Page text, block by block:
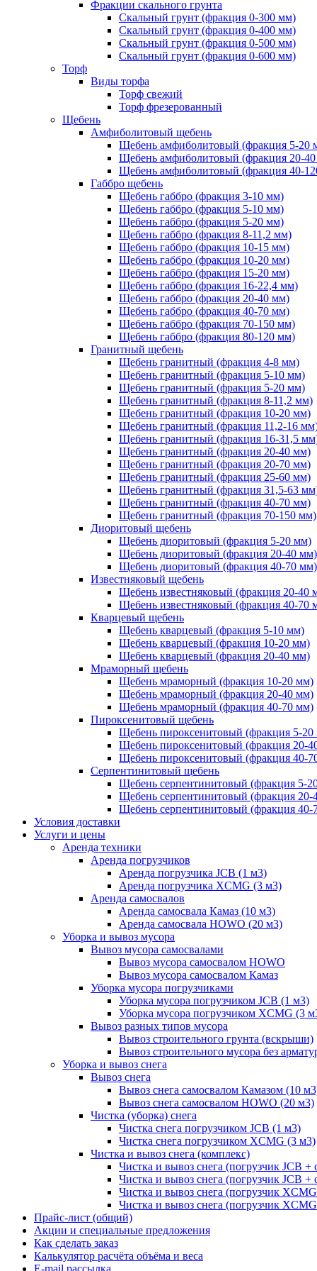
Фракции скального грунта
Скальный грунт (фракция 0-300 мм)
Скальный грунт (фракция 0-400 мм)
Скальный грунт (фракция 0-500 мм)
Скальный грунт (фракция 0-600 мм)
Торф
Виды торфа
Торф свежий
Торф фрезерованный
Щебень
Амфиболитовый щебень
Щебень амфиболитовый (фракция 5-20
Щебень амфиболитовый (фракция 20-
Щебень амфиболитовый (фракция 40-
Габбро щебень
Щебень габбро (фракция 3-10 мм)
Щебень габбро (фракция 5-10 мм)
Щебень габбро (фракция 5-20 мм)
Щебень габбро (фракция 8-11,2 мм)
Щебень габбро (фракция 10-15 мм)
Щебень габбро (фракция 10-20 мм)
Щебень габбро (фракция 15-20 мм)
Щебень габбро (фракция 16-22,4 мм)
Щебень габбро (фракция 20-40 мм)
Щебень габбро (фракция 40-70 мм)
Щебень габбро (фракция 70-150 мм)
Щебень габбро (фракция 80-120 мм)
Гранитный щебень
Щебень гранитный (фракция 4-8 мм)
Щебень гранитный (фракция 5-10 мм)
Щебень гранитный (фракция 5-20 мм)
Щебень гранитный (фракция 8-11,2 мм)
Щебень гранитный (фракция 10-20 мм)
Щебень гранитный (фракция 11,2-16
Щебень гранитный (фракция 16-31,5
Щебень гранитный (фракция 20-40 мм)
Щебень гранитный (фракция 20-70 мм)
Щебень гранитный (фракция 25-60 мм)
Щебень гранитный (фракция 31,5-63
Щебень гранитный (фракция 40-70 мм)
Щебень гранитный (фракция 70-150 мм)
Диоритовый щебень
Щебень диоритовый (фракция 5-20 мм)
Щебень диоритовый (фракция 20-40 мм)
Щебень диоритовый (фракция 40-70 мм)
Известняковый щебень
Щебень известняковый (фракция 20-40
Щебень известняковый (фракция 40-70
Кварцевый щебень
Щебень кварцевый (фракция 5-10 мм)
Щебень кварцевый (фракция 10-20 мм)
Щебень кварцевый (фракция 20-40 мм)
Мраморный щебень
Щебень мраморный (фракция 10-20 мм)
Щебень мраморный (фракция 20-40 мм)
Щебень мраморный (фракция 40-70 мм)
Пироксенитовый щебень
Щебень пироксенитовый (фракция 5-
Щебень пироксенитовый (фракция 20-
Щебень пироксенитовый (фракция 40-
Серпентинитовый щебень
Щебень серпентинитовый (фракция 5-
Щебень серпентинитовый (фракция 20-
Щебень серпентинитовый (фракция 40-
Условия доставки
Услуги и цены
Аренда техники
Аренда погрузчиков
Аренда погрузчика JCB (1 м3)
Аренда погрузчика XCMG (3 м3)
Аренда самосвалов
Аренда самосвала Камаз (10 м3)
Аренда самосвала HOWO (20 м3)
Уборка и вывоз мусора
Вывоз мусора самосвалами
Вывоз мусора самосвалом HOWO
Вывоз мусора самосвалом Камаз
Уборка мусора погрузчиками
Уборка мусора погрузчиком JCB (1 м3)
Уборка мусора погрузчиком XCMG (3
Вывоз разных типов мусора
Вывоз строительного грунта (вскрыши)
Вывоз строительного мусора без
Уборка и вывоз снега
Вывоз снега
Вывоз снега самосвалом Камазом (10
Вывоз снега самосвалом HOWO (20 м3)
Чистка (уборка) снега
Чистка снега погрузчиком JCB (1 м3)
Чистка снега погрузчиком XCMG (3 м3)
Чистка и вывоз снега (комплекс)
Чистка и вывоз снега (погрузчик JCB +
Чистка и вывоз снега (погрузчик JCB +
Чистка и вывоз снега (погрузчик
Чистка и вывоз снега (погрузчик
Прайс-лист (общий)
Акции и специальные предложения
Как сделать заказ
Калькулятор расчёта объёма и веса
E-mail рассылка